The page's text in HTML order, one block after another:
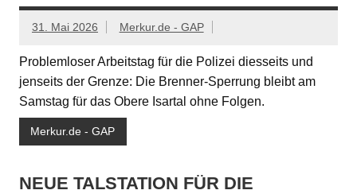
31. Mai 2026 Merkur.de - GAP
Problemloser Arbeitstag für die Polizei diesseits und
jenseits der Grenze: Die Brenner-Sperrung bleibt am
Samstag für das Obere Isartal ohne Folgen.
Merkur.de - GAP
NEUE TALSTATION FÜR DIE